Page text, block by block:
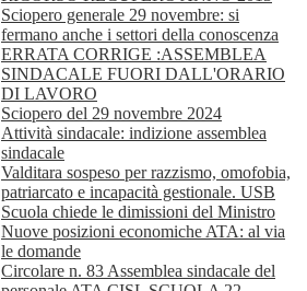
Sciopero generale 29 novembre: si
fermano anche i settori della conoscenza
ERRATA CORRIGE :ASSEMBLEA
SINDACALE FUORI DALL'ORARIO
DI LAVORO
Sciopero del 29 novembre 2024
Attività sindacale: indizione assemblea
sindacale
Valditara sospeso per razzismo, omofobia,
patriarcato e incapacità gestionale. USB
Scuola chiede le dimissioni del Ministro
Nuove posizioni economiche ATA: al via
le domande
Circolare n. 83 Assemblea sindacale del